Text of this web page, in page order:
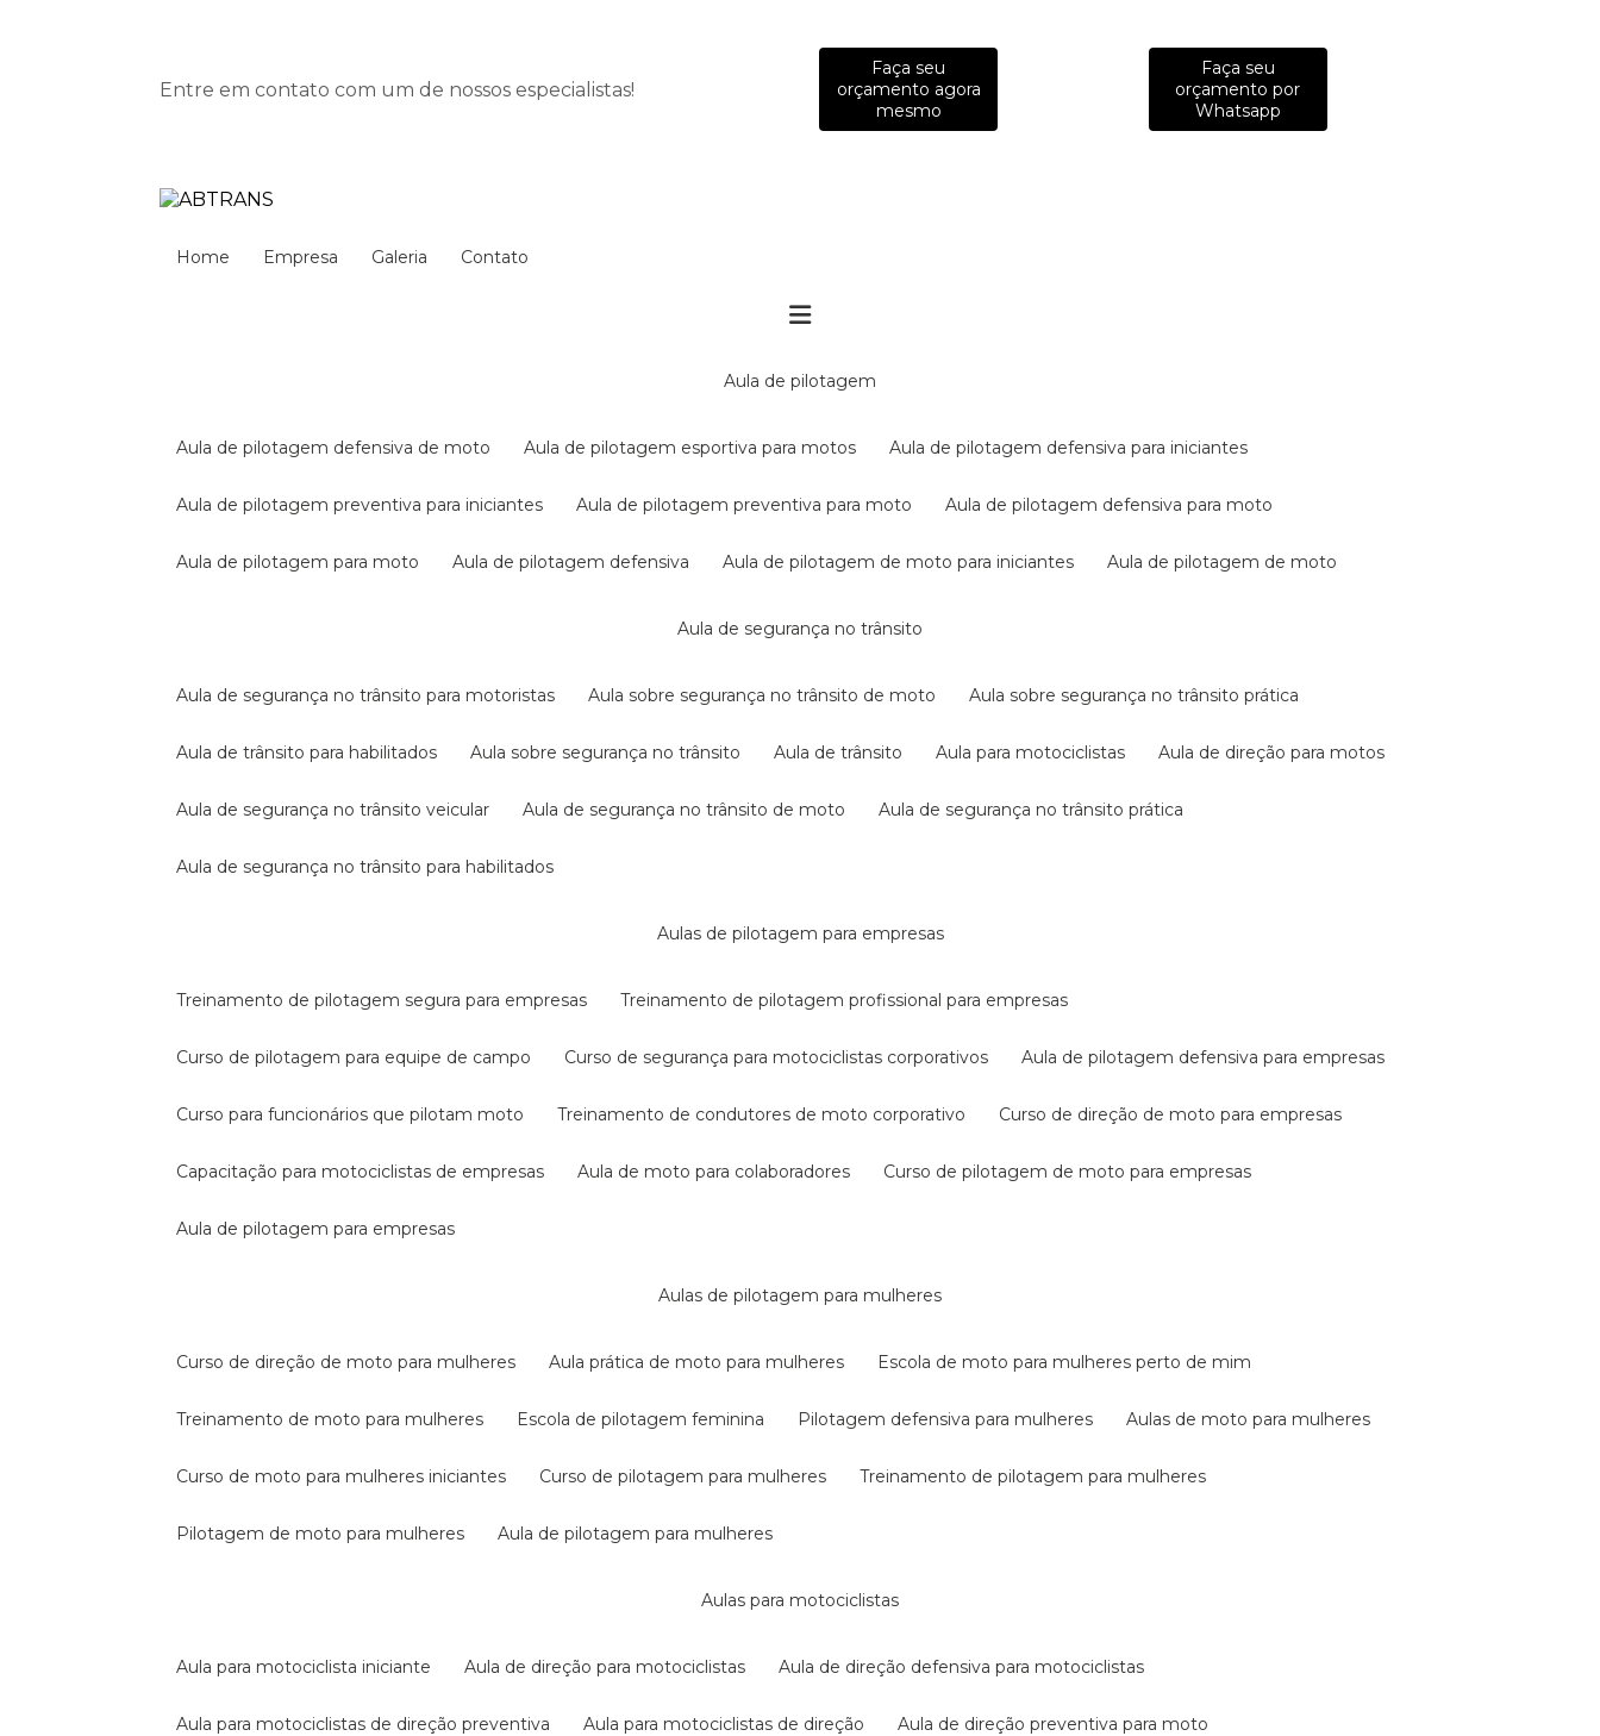
Entre em contato com um de nossos especialistas!
Faça seu
orçamento agora
mesmo
Faça seu
orçamento por
Whatsapp
Home Empresa Galeria Contato
aula de pilotagem
aula de pilotagem defensiva de moto aula de pilotagem esportiva para motos aula de pilotagem defensiva para iniciantes
aula de pilotagem preventiva para iniciantes aula de pilotagem preventiva para moto aula de pilotagem defensiva para moto
aula de pilotagem para moto aula de pilotagem defensiva aula de pilotagem de moto para iniciantes aula de pilotagem de moto
aula de segurança no trânsito
aula de segurança no trânsito para motoristas aula sobre segurança no trânsito de moto aula sobre segurança no trânsito prática
aula de trânsito para habilitados aula sobre segurança no trânsito aula de trânsito aula para motociclistas aula de direção para motos
aula de segurança no trânsito veicular aula de segurança no trânsito de moto aula de segurança no trânsito prática
aula de segurança no trânsito para habilitados
aulas de pilotagem para empresas
treinamento de pilotagem segura para empresas treinamento de pilotagem profissional para empresas
curso de pilotagem para equipe de campo curso de segurança para motociclistas corporativos aula de pilotagem defensiva para empresas
curso para funcionários que pilotam moto treinamento de condutores de moto corporativo curso de direção de moto para empresas
capacitação para motociclistas de empresas aula de moto para colaboradores curso de pilotagem de moto para empresas
aula de pilotagem para empresas
aulas de pilotagem para mulheres
curso de direção de moto para mulheres aula prática de moto para mulheres escola de moto para mulheres perto de mim
treinamento de moto para mulheres escola de pilotagem feminina pilotagem defensiva para mulheres aulas de moto para mulheres
curso de moto para mulheres iniciantes curso de pilotagem para mulheres treinamento de pilotagem para mulheres
pilotagem de moto para mulheres aula de pilotagem para mulheres
aulas para motociclistas
aula para motociclista iniciante aula de direção para motociclistas aula de direção defensiva para motociclistas
aula para motociclistas de direção preventiva aula para motociclistas de direção aula de direção preventiva para moto